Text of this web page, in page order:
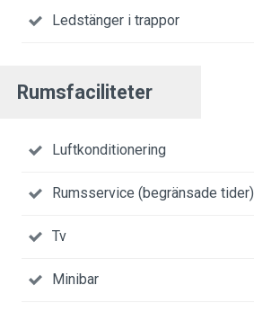
Ledstänger i trappor
Rumsfaciliteter
Luftkonditionering
Rumsservice (begränsade tider)
Tv
Minibar